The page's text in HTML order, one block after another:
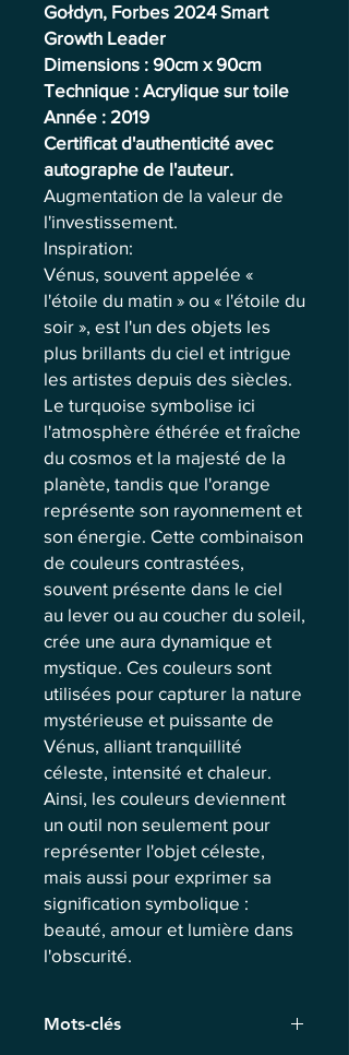
Gołdyn, Forbes 2024 Smart
Growth Leader
Dimensions : 90cm x 90cm
Technique : Acrylique sur toile
Année : 2019
Certificat d'authenticité avec
autographe de l'auteur.
Augmentation de la valeur de
l'investissement.
Inspiration:
Vénus, souvent appelée «
l'étoile du matin » ou « l'étoile du
soir », est l'un des objets les
plus brillants du ciel et intrigue
les artistes depuis des siècles.
Le turquoise symbolise ici
l'atmosphère éthérée et fraîche
du cosmos et la majesté de la
planète, tandis que l'orange
représente son rayonnement et
son énergie. Cette combinaison
de couleurs contrastées,
souvent présente dans le ciel
au lever ou au coucher du soleil,
crée une aura dynamique et
mystique. Ces couleurs sont
utilisées pour capturer la nature
mystérieuse et puissante de
Vénus, alliant tranquillité
céleste, intensité et chaleur.
Ainsi, les couleurs deviennent
un outil non seulement pour
représenter l'objet céleste,
mais aussi pour exprimer sa
signification symbolique :
beauté, amour et lumière dans
l'obscurité.
Mots-clés